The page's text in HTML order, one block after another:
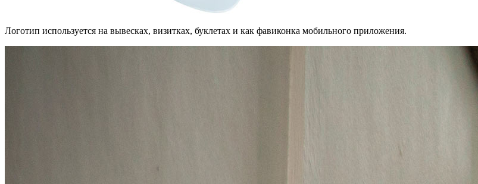
Логотип используется на вывесках, визитках, буклетах и как фавиконка мобильного приложения.